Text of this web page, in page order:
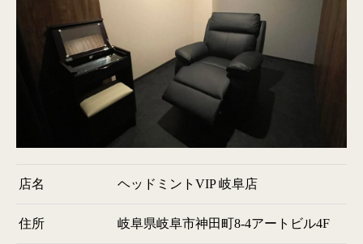
店名 ヘッドミントVIP 岐阜店
住所 岐阜県岐阜市神田町8-4アートビル4F